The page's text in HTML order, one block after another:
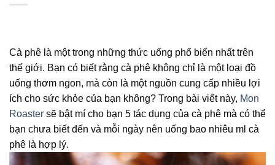
Cà phê là một trong những thức uống phổ biến nhất trên
thế giới. Bạn có biết rằng cà phê không chỉ là một loại đồ
uống thơm ngon, mà còn là một nguồn cung cấp nhiều lợi
ích cho sức khỏe của bạn không? Trong bài viết này, Mon
Roaster sẽ bật mí cho bạn 5 tác dụng của cà phê mà có thể
bạn chưa biết đến và mỗi ngày nên uống bao nhiêu ml cà
phê là hợp lý.